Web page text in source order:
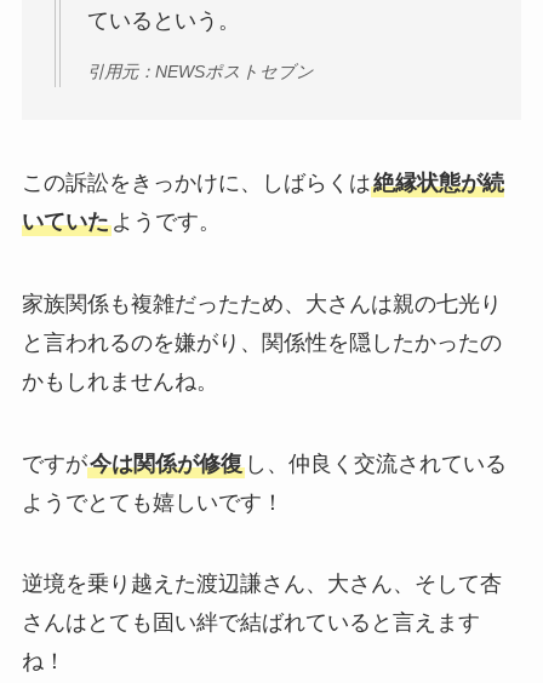
ているという。
引用元：NEWSポストセブン
この訴訟をきっかけに、しばらくは絶縁状態が続
いていたようです。
家族関係も複雑だったため、大さんは親の七光り
と言われるのを嫌がり、関係性を隠したかったの
かもしれませんね。
ですが今は関係が修復し、仲良く交流されている
ようでとても嬉しいです！
逆境を乗り越えた渡辺謙さん、大さん、そして杏
さんはとても固い絆で結ばれていると言えます
ね！